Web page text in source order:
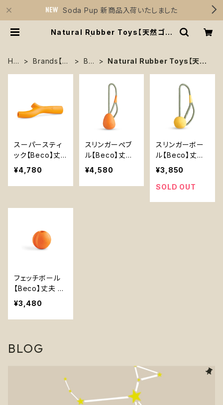
Soda Pup 新商品入荷いたしました
Natural Rubber Toys【天然ゴム
HO
Brands【ブ
BE
Natural Rubber Toys【天然
スーパースティ
ック【Beco】丈
夫 持ってこい棒
天然ゴム エンリ
ッチメント イエ
¥4,780
スリンガーぺブ
ル【Beco】丈夫
卵型 持ってこい
ボール ひも付き
天然ゴム イエロ
¥4,580
スリンガーボー
ル【Beco】丈夫
持ってこいボー
ル ひも付き 天
然ゴム イエロー
¥3,850
SOLD OUT
フェッチボール
【Beco】丈夫 持
ってこいボール
音なる 天然ゴム
イエロー オレン
¥3,480
BLOG